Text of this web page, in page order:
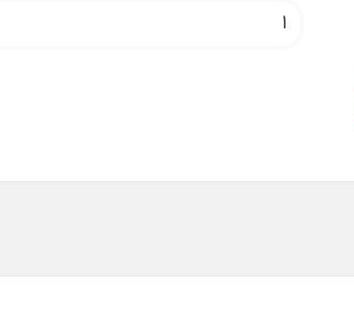
ست پسرانه ماهان ۱۴۲۳۸ indigo کد H000885 عدد